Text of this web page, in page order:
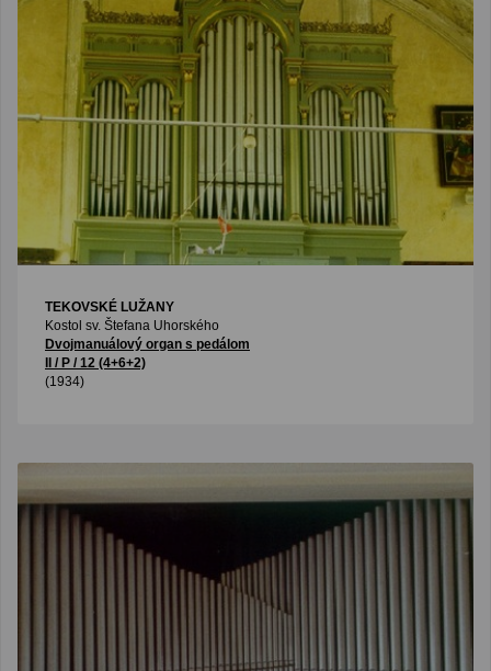
TEKOVSKÉ LUŽANY
Kostol sv. Štefana Uhorského
Dvojmanuálový organ s pedálom
II / P / 12 (4+6+2)
(1934)